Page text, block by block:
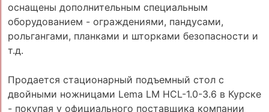
оснащены дополнительным специальным
оборудованием - ограждениями, пандусами,
рольгангами, планками и шторками безопасности и
т.д.
Продается стационарный подъемный стол с
двойными ножницами Lema LM HCL-1.0-3.6 в Курске
- покупая у официального поставщика компании